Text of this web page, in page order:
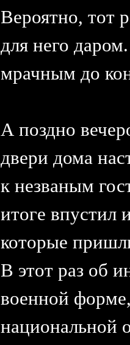
Вероятно, тот
для него
мрачным до
А поздно
двери дома
к незваным
итоге впустил
которые
В этот раз об
военной
национальной